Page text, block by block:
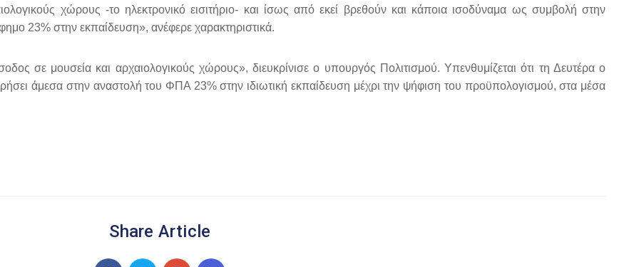
χώρους -το ηλεκτρονικό εισιτήριο- και ίσως από εκεί βρεθούν και κάποια ισοδύναμα ως συμβολή στην
23% στην εκπαίδευση», ανέφερε χαρακτηριστικά.
σε μουσεία και αρχαιολογικούς χώρους», διευκρίνισε ο υπουργός Πολιτισμού. Υπενθυμίζεται ότι τη Δευτέρα ο
άμεσα στην αναστολή του ΦΠΑ 23% στην ιδιωτική εκπαίδευση μέχρι την ψήφιση του προϋπολογισμού, στα μέσα
Share Article